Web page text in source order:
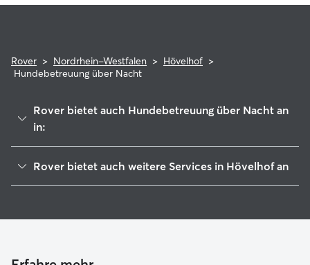
Rover > Nordrhein-Westfalen > Hövelhof >
Hundebetreuung über Nacht
Rover bietet auch Hundebetreuung über Nacht an
in:
Bad Lippspringe
Verl
Rover bietet auch weitere Services in Hövelhof an
Gassi-Service in Hövelhof